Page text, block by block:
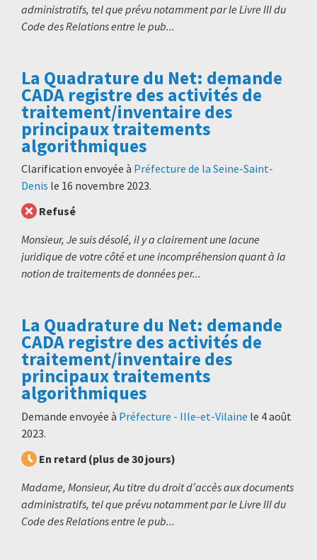
administratifs, tel que prévu notamment par le Livre III du
Code des Relations entre le pub...
La Quadrature du Net: demande
CADA registre des activités de
traitement/inventaire des
principaux traitements
algorithmiques
Clarification envoyée à Préfecture de la Seine-Saint-
Denis le 16 novembre 2023.
Refusé
Monsieur, Je suis désolé, il y a clairement une lacune
juridique de votre côté et une incompréhension quant à la
notion de traitements de données per...
La Quadrature du Net: demande
CADA registre des activités de
traitement/inventaire des
principaux traitements
algorithmiques
Demande envoyée à Préfecture - Ille-et-Vilaine le 4 août
2023.
En retard (plus de 30 jours)
Madame, Monsieur, Au titre du droit d’accès aux documents
administratifs, tel que prévu notamment par le Livre III du
Code des Relations entre le pub...